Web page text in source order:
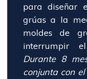
para diseñar
grúas a la
moldes de
interrumpir
Durante 8
conjunta con